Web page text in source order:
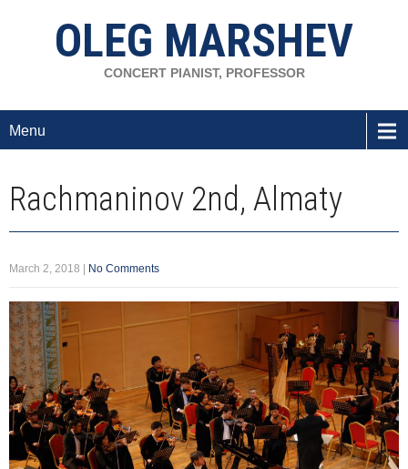
OLEG MARSHEV
CONCERT PIANIST, PROFESSOR
Menu
Rachmaninov 2nd, Almaty
March 2, 2018 No Comments